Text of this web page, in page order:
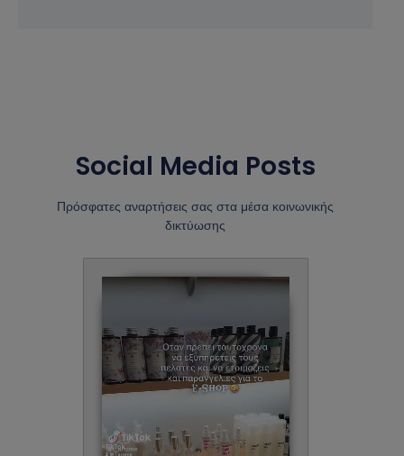
Social Media Posts
Πρόσφατες αναρτήσεις σας στα μέσα κοινωνικής
δικτύωσης